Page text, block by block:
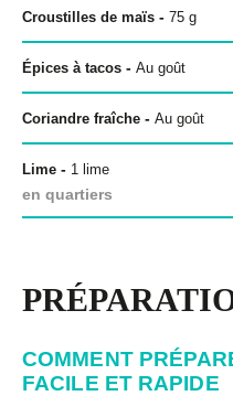
Croustilles de maïs - 75 g
Épices à tacos - Au goût
Coriandre fraîche - Au goût
Lime - 1 lime
en quartiers
COMMENT
FACILE ET RAPIDE